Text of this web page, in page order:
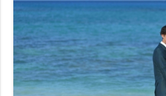
衣装のみ
ヘアメイクで選ぶ
ヘアメイクあり（オプション含む）